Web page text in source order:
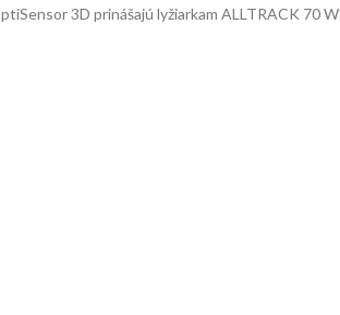
3D prinášajú lyžiarkam ALLTRACK 70 W